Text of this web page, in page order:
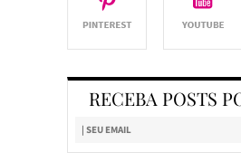
RECEBA POSTS